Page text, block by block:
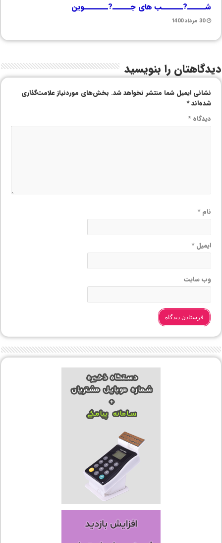
شــــــ?ـــــــب های جــــــ?ــــــــوین
30 مرداد 1400
دیدگاهتان را بنویسید
نشانی ایمیل شما منتشر نخواهد شد. بخش‌های موردنیاز علامت‌گذاری
شده‌اند*
دیدگاه*
نام*
ایمیل*
وب‌ سایت